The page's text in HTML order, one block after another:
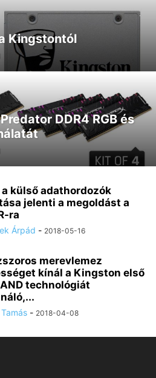
Kingstontól
DDR4 RGB és
a külső adathordozók
jelenti a megoldást a
ra
Árpád - 2018-05-16
merevlemez
kínál a Kingston első
technológiát
- 2018-04-08